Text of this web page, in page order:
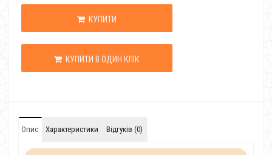
КУПИТИ
КУПИТИ В ОДИН КЛІК
Опис Характеристики Відгуків (0)